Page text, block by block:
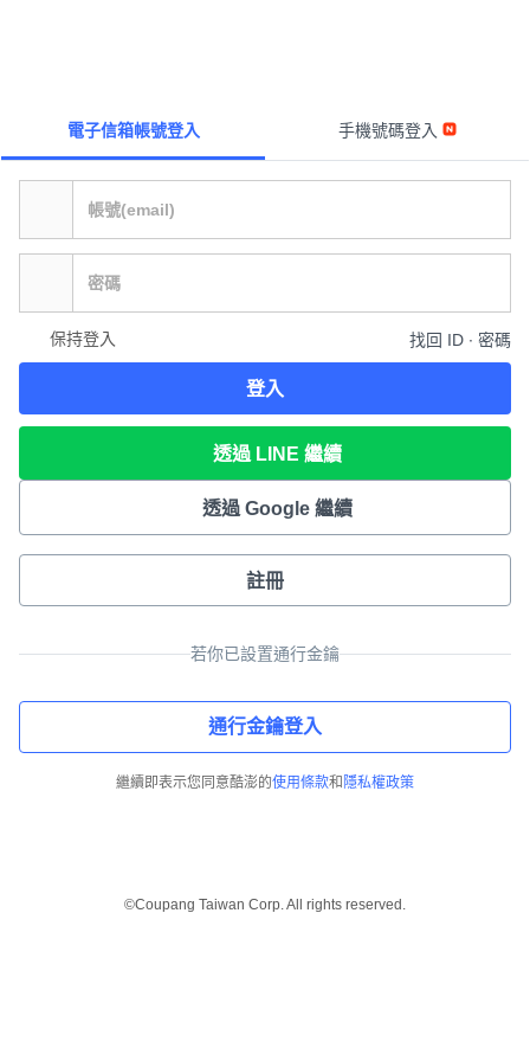
電子信箱帳號登入 手機號碼登入
保持登入 找回 ID ∙ 密碼
登入
透過 LINE 繼續
透過 Google 繼續
註冊
若你已設置通行金鑰
通行金鑰登入
繼續即表示您同意酷澎的使用條款和 隱私權政策
©Coupang Taiwan Corp. All rights reserved.